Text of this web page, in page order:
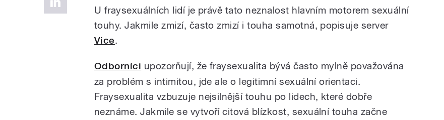
U fraysexuálních lidí je právě tato neznalost hlavním motorem sexuální
touhy. Jakmile zmizí, často zmizí i touha samotná, popisuje server
Vice.
Odborníci upozorňují, že fraysexualita bývá často mylně považována
za problém s intimitou, jde ale o legitimní sexuální orientaci.
Fraysexualita vzbuzuje nejsilnější touhu po lidech, které dobře
neznáme. Jakmile se vytvoří citová blízkost, sexuální touha začne